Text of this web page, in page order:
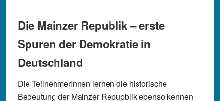
Die Mainzer Republik – erste
Spuren der Demokratie in
Deutschland
Die TeilnehmerInnen lernen die historische
Bedeutung der Mainzer Repupblik ebenso kennen